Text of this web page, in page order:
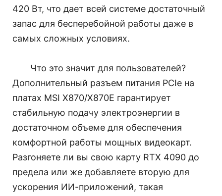
420 Вт, что дает всей системе достаточный
запас для бесперебойной работы даже в
самых сложных условиях.
Что это значит для пользователей?
Дополнительный разъем питания PCIe на
платах MSI X870/X870E гарантирует
стабильную подачу электроэнергии в
достаточном объеме для обеспечения
комфортной работы мощных видеокарт.
Разгоняете ли вы свою карту RTX 4090 до
предела или же добавляете вторую для
ускорения ИИ-приложений, такая